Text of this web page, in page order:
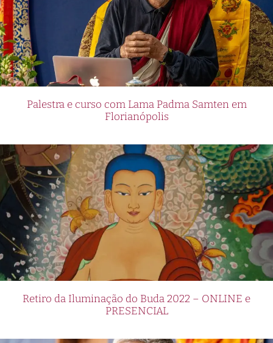
Palestra e curso com Lama Padma Samten em
Florianópolis
Retiro da Iluminação do Buda 2022 – ONLINE e
PRESENCIAL